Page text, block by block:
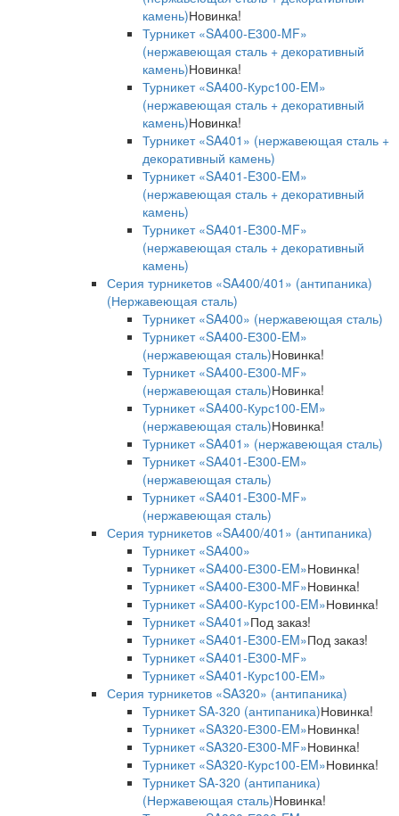
камень)Новинка!
Турникет «SA400-Е300-MF»
(нержавеющая сталь + декоративный
камень)Новинка!
Турникет «SA400-Курс100-EM»
(нержавеющая сталь + декоративный
камень)Новинка!
Турникет «SA401» (нержавеющая сталь +
декоративный камень)
Турникет «SA401-E300-EM»
(нержавеющая сталь + декоративный
камень)
Турникет «SA401-E300-MF»
(нержавеющая сталь + декоративный
камень)
Серия турникетов «SA400/401» (антипаника)
(Нержавеющая сталь)
Турникет «SA400» (нержавеющая сталь)
Турникет «SA400-Е300-EM»
(нержавеющая сталь)Новинка!
Турникет «SA400-Е300-MF»
(нержавеющая сталь)Новинка!
Турникет «SA400-Курс100-EM»
(нержавеющая сталь)Новинка!
Турникет «SA401» (нержавеющая сталь)
Турникет «SA401-E300-EM»
(нержавеющая сталь)
Турникет «SA401-E300-MF»
(нержавеющая сталь)
Серия турникетов «SA400/401» (антипаника)
Турникет «SA400»
Турникет «SA400-Е300-EM»Новинка!
Турникет «SA400-Е300-MF»Новинка!
Турникет «SA400-Курс100-EM»Новинка!
Турникет «SA401»Под заказ!
Турникет «SA401-E300-EM»Под заказ!
Турникет «SA401-E300-MF»
Турникет «SA401-Курс100-EM»
Серия турникетов «SA320» (антипаника)
Турникет SA-320 (антипаника)Новинка!
Турникет «SA320-Е300-EM»Новинка!
Турникет «SA320-Е300-MF»Новинка!
Турникет «SA320-Курс100-EM»Новинка!
Турникет SA-320 (антипаника)
(Нержавеющая сталь)Новинка!